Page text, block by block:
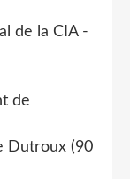
de la CIA -
de
Dutroux (90